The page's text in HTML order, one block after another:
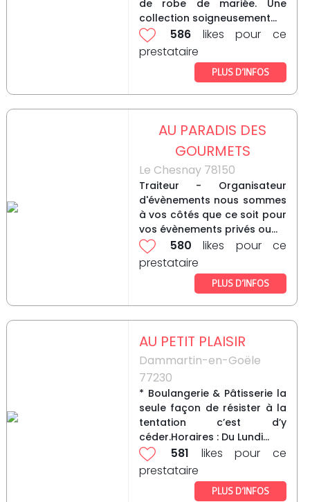
de robe de mariée. Une
collection soigneusement...
586 likes pour ce
prestataire
PLUS D’INFOS
AU PARADIS DES
GOURMETS
Le Chesnay 78150
Traiteur - Organisateur
d'évènements nous sommes
à vos côtés que ce soit pour
vos évènements privés ou...
580 likes pour ce
prestataire
PLUS D’INFOS
AU PETIT PLAISIR
Dammartin-en-Goële
77230
* Boulangerie & Pâtisserie la
seule façon de résister à la
tentation c’est d’y
céder.Horaires : Du Lundi...
581 likes pour ce
prestataire
PLUS D’INFOS